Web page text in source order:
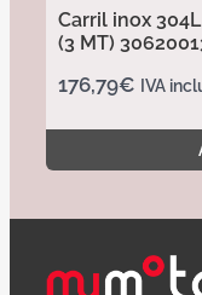
Carril inox
(3 MT)
176,79€ IVA